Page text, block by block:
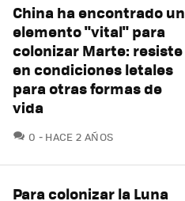
China ha encontrado un
elemento "vital" para
colonizar Marte: resiste
en condiciones letales
para otras formas de
vida
0 COMENTARIOS
HACE 2 AÑOS
Para colonizar la Luna